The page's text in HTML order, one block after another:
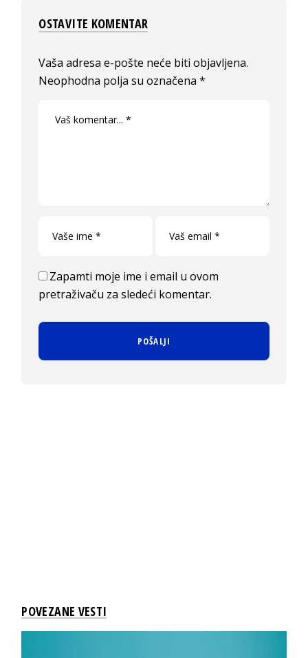
OSTAVITE KOMENTAR
Vaša adresa e-pošte neće biti objavljena.
Neophodna polja su označena*
Zapamti moje ime i email u ovom
pretraživaču za sledeći komentar.
POVEZANE VESTI